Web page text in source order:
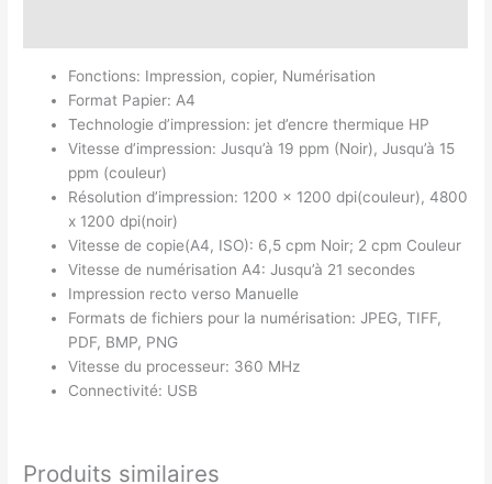
Fonctions: Impression, copier, Numérisation
Format Papier: A4
Technologie d’impression: jet d’encre thermique HP
Vitesse d’impression: Jusqu’à 19 ppm (Noir), Jusqu’à 15
ppm (couleur)
Résolution d’impression: 1200 x 1200 dpi(couleur), 4800
x 1200 dpi(noir)
Vitesse de copie(A4, ISO): 6,5 cpm Noir; 2 cpm Couleur
Vitesse de numérisation A4: Jusqu’à 21 secondes
Impression recto verso Manuelle
Formats de fichiers pour la numérisation: JPEG, TIFF,
PDF, BMP, PNG
Vitesse du processeur: 360 MHz
Connectivité: USB
Produits similaires